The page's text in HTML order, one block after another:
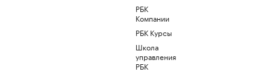
РБК
Компании
РБК Курсы
Школа
управления
РБК